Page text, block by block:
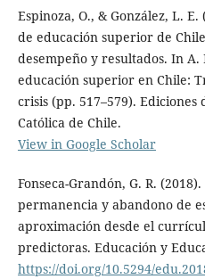
Espinoza, O., & González, L.
de educación superior de
desempeño y resultados. In A.
educación superior en Chile:
crisis (pp. 517–579).
Católica de Chile.
View in Google Scholar
Fonseca-Grandón, G. R.
permanencia y abandono de
aproximación desde el
predictoras. Educación y
https://doi.org/10.5294/